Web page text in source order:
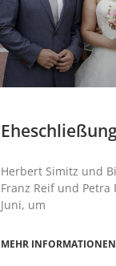
Herbert Simitz und
Franz Reif und
Juni, um
MEHR